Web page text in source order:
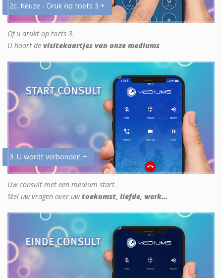
2c. Keuze - Druk op toets 3 +
Of u drukt op toets 3.
U hoort de visitekaartjes van onze mediums
3. U wordt verbonden +
Uw consult met een medium start.
Stel uw vragen over uwtoekomst, liefde, werk...